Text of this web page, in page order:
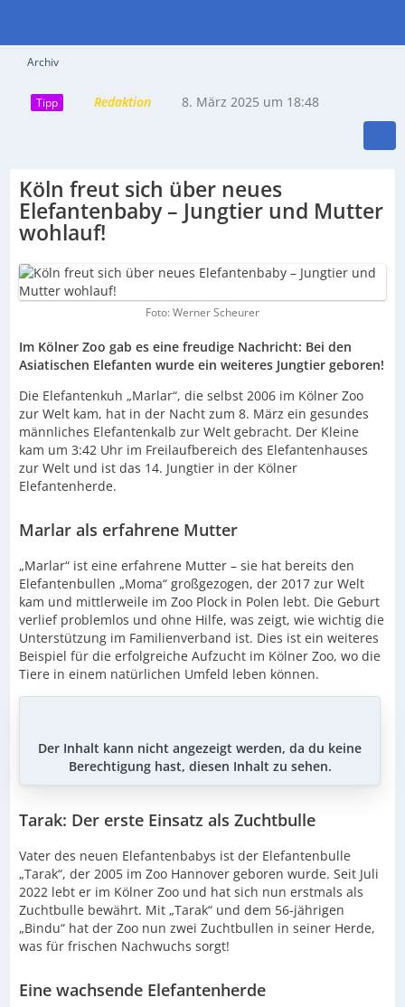
Archiv
Tipp Redaktion 8. März 2025 um 18:48
Köln freut sich über neues
Elefantenbaby – Jungtier und Mutter
wohlauf!
Foto: Werner Scheurer
Im Kölner Zoo gab es eine freudige Nachricht: Bei den
Asiatischen Elefanten wurde ein weiteres Jungtier geboren!
Die Elefantenkuh „Marlar“, die selbst 2006 im Kölner Zoo
zur Welt kam, hat in der Nacht zum 8. März ein gesundes
männliches Elefantenkalb zur Welt gebracht. Der Kleine
kam um 3:42 Uhr im Freilaufbereich des Elefantenhauses
zur Welt und ist das 14. Jungtier in der Kölner
Elefantenherde.
Marlar als erfahrene Mutter
„Marlar“ ist eine erfahrene Mutter – sie hat bereits den
Elefantenbullen „Moma“ großgezogen, der 2017 zur Welt
kam und mittlerweile im Zoo Plock in Polen lebt. Die Geburt
verlief problemlos und ohne Hilfe, was zeigt, wie wichtig die
Unterstützung im Familienverband ist. Dies ist ein weiteres
Beispiel für die erfolgreiche Aufzucht im Kölner Zoo, wo die
Tiere in einem natürlichen Umfeld leben können.
Der Inhalt kann nicht angezeigt werden, da du keine
Berechtigung hast, diesen Inhalt zu sehen.
Tarak: Der erste Einsatz als Zuchtbulle
Vater des neuen Elefantenbabys ist der Elefantenbulle
„Tarak“, der 2005 im Zoo Hannover geboren wurde. Seit Juli
2022 lebt er im Kölner Zoo und hat sich nun erstmals als
Zuchtbulle bewährt. Mit „Tarak“ und dem 56-jährigen
„Bindu“ hat der Zoo nun zwei Zuchtbullen in seiner Herde,
was für frischen Nachwuchs sorgt!
Eine wachsende Elefantenherde